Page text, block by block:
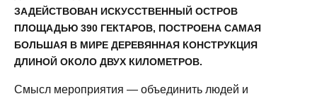
ЗАДЕЙСТВОВАН ИСКУССТВЕННЫЙ ОСТРОВ
ПЛОЩАДЬЮ 390 ГЕКТАРОВ, ПОСТРОЕНА САМАЯ
БОЛЬШАЯ В МИРЕ ДЕРЕВЯННАЯ КОНСТРУКЦИЯ
ДЛИНОЙ ОКОЛО ДВУХ КИЛОМЕТРОВ.
Смысл мероприятия — объединить людей и